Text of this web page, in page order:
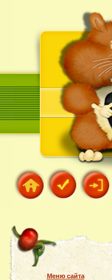
Меню сайта